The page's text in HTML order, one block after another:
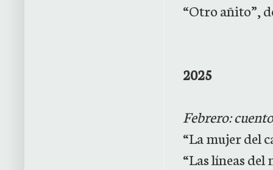
“Otro añito”,
2025
Febrero:
“La mujer del
“Las líneas